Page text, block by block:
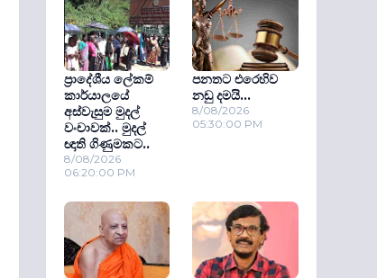
ප්‍රාදේශීය ලේකම්
කාර්යාලයේ
අස්වැසුම මුදල්
වංචාවක්.. මුදල්
ඥාති ගිණුමකට..
8/08/2026
06:20:00 PM
පනතට එරෙහිව
නඩු දමයි...
8/08/2026
05:30:00 PM